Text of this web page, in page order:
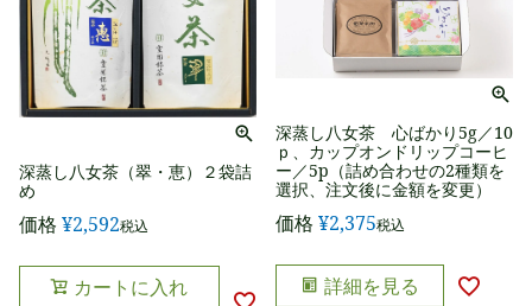
深蒸し八女茶（翠・恵）２袋詰
め
価格 ¥2,592税込
カートに入れ
深蒸し八女茶 心ばかり5g／10
ｐ、カップオンドリップコーヒ
ー／5p（詰め合わせの2種類を
選択、注文後に金額を変更）
価格 ¥2,375税込
詳細を見る